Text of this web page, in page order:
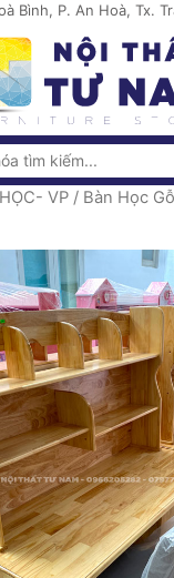
Bình, P. An Hoà, Tx.
VP / Bàn Học Gỗ